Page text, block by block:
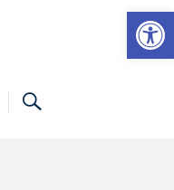
Otwórz pasek narzędzi